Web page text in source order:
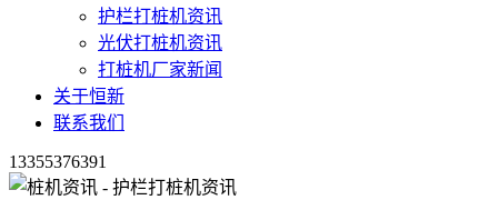
护栏打桩机资讯
光伏打桩机资讯
打桩机厂家新闻
关于恒新
联系我们
13355376391